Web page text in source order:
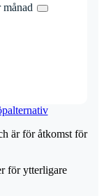
är för åtkomst för
för ytterligare